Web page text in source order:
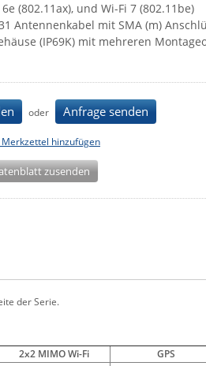
(802.11ax), und Wi-Fi 7 (802.11be)
Antennenkabel mit SMA (m)
(IP69K) mit mehreren
oder Anfrage senden
hinzufügen
zusenden
der Serie.
2x2 MIMO Wi-Fi
GPS